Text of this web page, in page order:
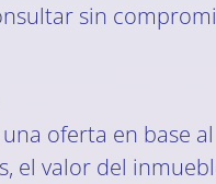
sin
una oferta en base
el valor del